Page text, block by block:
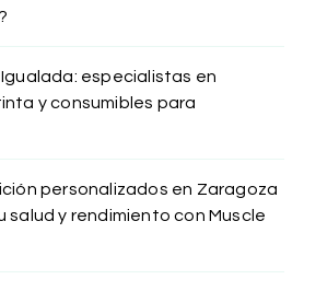
especialistas en
y consumibles para
personalizados en Zaragoza
salud y rendimiento con Muscle